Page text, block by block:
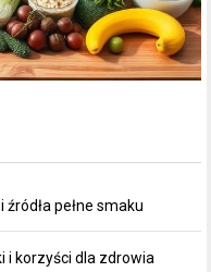
pełne smaku
i korzyści dla zdrowia